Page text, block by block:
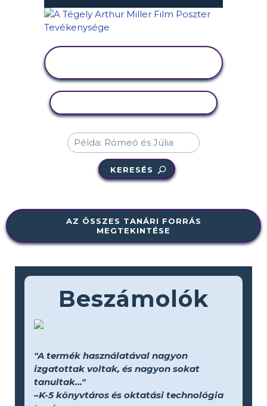
KERESÉS
AZ ÖSSZES TANÁRI FORRÁS
MEGTEKINTÉSE
Beszámolók
"A termék használatával nagyon
izgatottak voltak, és nagyon sokat
tanultak..."
–K-5 könyvtáros és oktatási technológia